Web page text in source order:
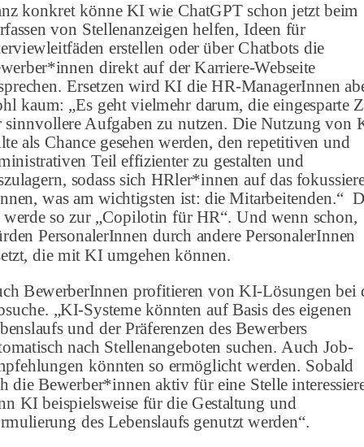
konkret könne KI wie ChatGPT schon jetzt beim
von Stellenanzeigen helfen, Ideen für
erstellen oder über Chatbots die
direkt auf der Karriere-Webseite
Ersetzen wird KI die HR-ManagerInnen
kaum: „Es geht vielmehr darum, die eingesparte
sinnvollere Aufgaben zu nutzen. Die Nutzung von
als Chance gesehen werden, den repetitiven und
Teil effizienter zu gestalten und
sodass sich HRler*innen auf das
was am wichtigsten ist: die Mitarbeitenden.“
so zur „Copilotin für HR“. Und wenn schon,
PersonalerInnen durch andere PersonalerInnen
die mit KI umgehen können.
BewerberInnen profitieren von KI-Lösungen bei
„KI-Systeme könnten auf Basis des eigenen
und der Präferenzen des Bewerbers
nach Stellenangeboten suchen. Auch Job-
könnten so ermöglicht werden. Sobald
die Bewerber*innen aktiv für eine Stelle
KI beispielsweise für die Gestaltung und
des Lebenslaufs genutzt werden“.